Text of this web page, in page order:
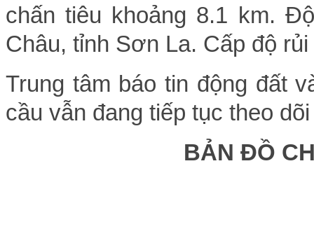
chấn tiêu khoảng 8.1 km.
Châu, tỉnh Sơn La. Cấp độ
Trung tâm báo tin động đất
cầu vẫn đang tiếp tục theo
BẢN ĐỒ